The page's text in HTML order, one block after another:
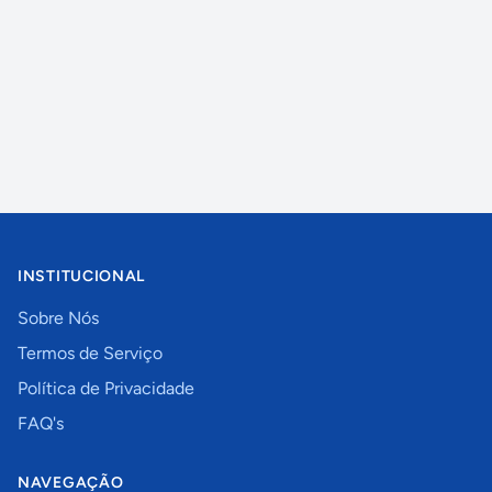
INSTITUCIONAL
Sobre Nós
Termos de Serviço
Política de Privacidade
FAQ's
NAVEGAÇÃO